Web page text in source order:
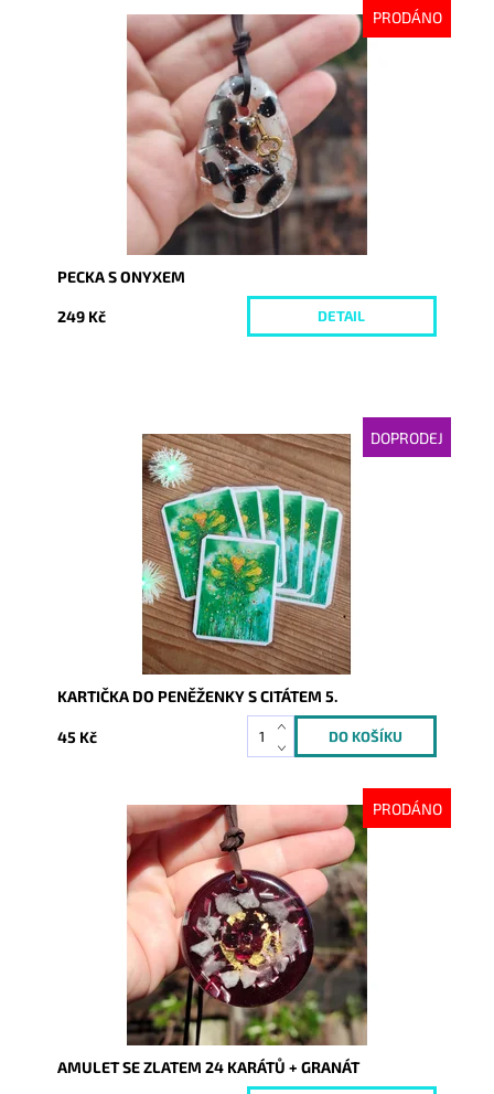
PRODÁNO
Dostupnost:
Vyprodáno
5458
PECKA S ONYXEM
249 Kč DETAIL
DOPRODEJ
Skladem
5860
KARTIČKA DO PENĚŽENKY S CITÁTEM 5.
45 Kč
PRODÁNO
Dostupnost:
Vyprodáno
6623
AMULET SE ZLATEM 24 KARÁTŮ + GRANÁT